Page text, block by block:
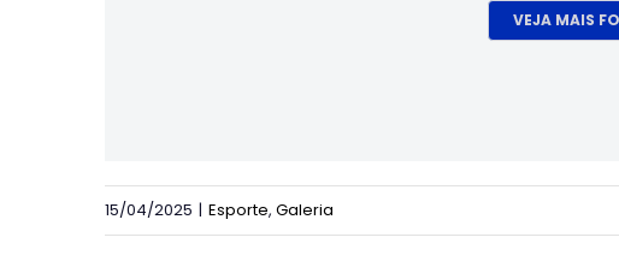
VEJA MAIS
15/04/2025 | Esporte, Galeria